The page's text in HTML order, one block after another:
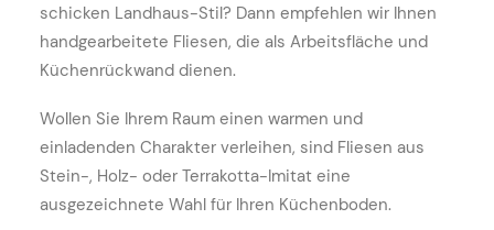
schicken Landhaus-Stil? Dann empfehlen wir Ihnen
handgearbeitete Fliesen, die als Arbeitsfläche und
Küchenrückwand dienen.
Wollen Sie Ihrem Raum einen warmen und
einladenden Charakter verleihen, sind Fliesen aus
Stein-, Holz- oder Terrakotta-Imitat eine
ausgezeichnete Wahl für Ihren Küchenboden.